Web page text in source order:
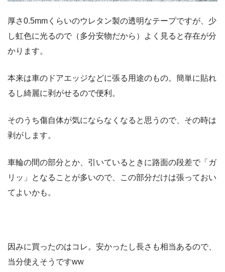
厚さ0.5mmくらいのウレタン製の透明なテープですが、少
し虹色に光るので（多分安物だから）よく見ると存在が分
かります。
本来は車のドアエッジなどに張る用途のもの。簡単に貼れ
るし綺麗に剥がせるので便利。
そのうち傷自体が気にならなくなると思うので、その時は
剥がします。
車輪の間の部分とか、引いているときに路面の段差で「ガ
リッ」となることが多いので、この部分だけは張っておい
てよいかも。
因みに買ったのはコレ。安かったし長さも相当あるので、
当分使えそうですww